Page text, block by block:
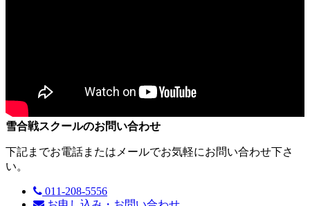
雪合戦スクールのお問い合わせ
下記までお電話またはメールでお気軽にお問い合わせ下さ
い。
011-208-5556